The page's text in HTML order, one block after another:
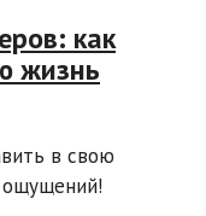
как
жизнь
в свою